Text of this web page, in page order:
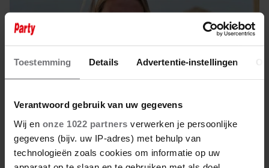
Toestemming Details Advertentie-instellingen
Verantwoord gebruik van uw gegevens
Wij en onze 1022 partners verwerken je persoonlijke
gegevens (bijv. uw IP-adres) met behulp van
technologieën zoals cookies om informatie op uw
30 mei 2025